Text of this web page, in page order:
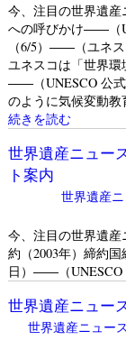
今、注目の世界遺
への呼びかけ――（
（6/5）――（ユネ
ユネスコは「世界
――（UNESCO 公式
のように気候変動
続きを読む
世界遺産ニュー
ト案内
世界遺産
今、注目の世界遺
約（2003年）締約
日）――（UNESCO
世界遺産ニュー
世界遺産ニュース